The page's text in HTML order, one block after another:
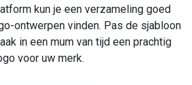
kun je een verzameling goed
ontwerpen vinden. Pas de sjabloon
in een mum van tijd een prachtig
voor uw merk.